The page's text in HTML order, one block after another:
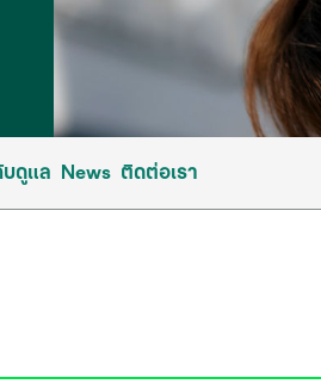
บดูแล News ติดต่อเรา